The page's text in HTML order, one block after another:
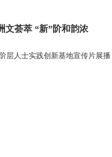
荟萃 “新”阶和韵浓
层人士实践创新基地宣传片展播